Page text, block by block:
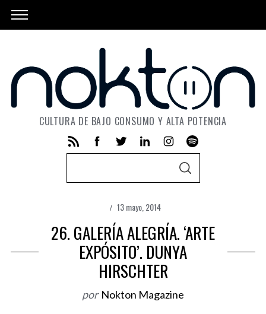
CULTURA DE BAJO CONSUMO Y ALTA POTENCIA
c
h
S
13 mayo, 2014
26. GALERÍA ALEGRÍA. ‘ARTE
EXPÓSITO’. DUNYA
HIRSCHTER
por Nokton Magazine